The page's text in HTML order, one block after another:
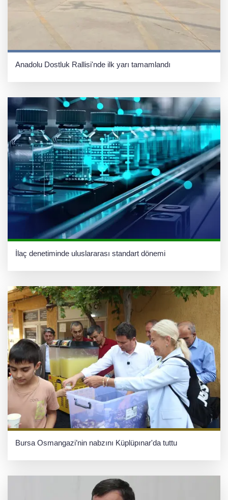
Anadolu Dostluk Rallisi'nde ilk yarı tamamlandı
İlaç denetiminde uluslararası standart dönemi
Bursa Osmangazi’nin nabzını Küplüpınar'da tuttu